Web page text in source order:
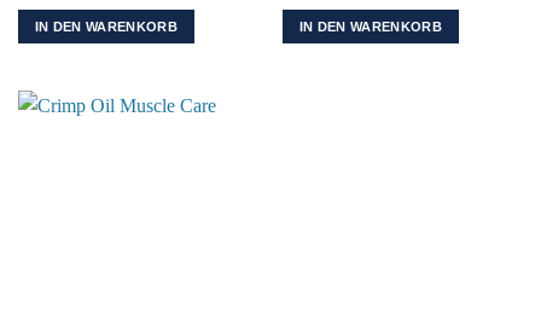
IN DEN WARENKORB IN DEN WARENKORB